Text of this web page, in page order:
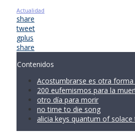
Actualidad
share
tweet
gplus
share
Contenidos
Acostumbrarse es otra
200 eufemismos para la
otro día para morir
no time to die song
alicia keys quantum of